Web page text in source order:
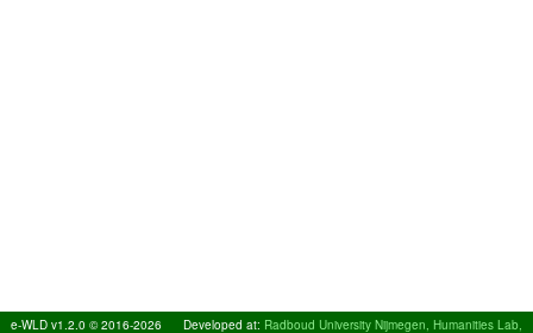
e-WLD v1.2.0 © 2016-2026 Developed at: Radboud University Nijmegen, Humanities Lab,